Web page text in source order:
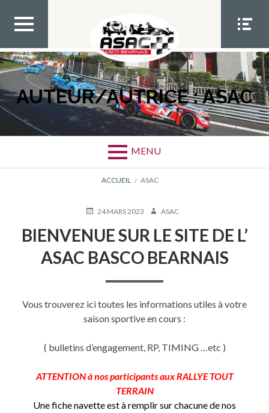
contenu
MEN
U TOP
MEN
U
SOCIA
L
AUTEUR/AUTRICE :ASAC
MENU
D'ARIANE
ACCUEIL ASAC
PUBLIÉ24 MARS 2023 AUTEUR
ASAC
BIENVENUE SUR LE SITE DE L’
ASAC BASCO BEARNAIS
Vous trouverez ici toutes les informations utiles à votre
saison sportive en cours :
( bulletins d’engagement, RP, TIMING …etc )
ATTENTION à nos participants aux RALLYE TOUT
TERRAIN
Une fiche navette est à remplir sur chacune de nos